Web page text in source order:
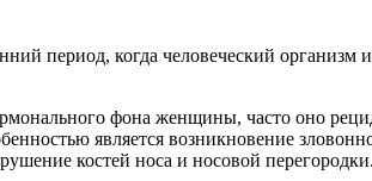
период, когда человеческий
фона женщины, часто оно
является возникновение
костей носа и носовой перегородки.